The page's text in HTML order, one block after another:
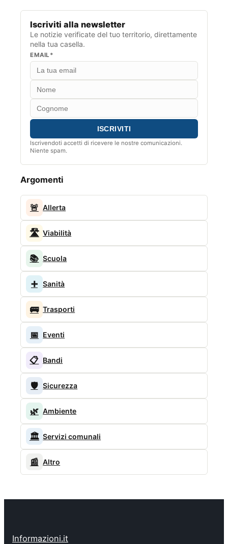
Iscriviti alla newsletter
Le notizie verificate del tuo territorio, direttamente
nella tua casella.
EMAIL*
Iscrivendoti accetti di ricevere le nostre comunicazioni.
Niente spam.
Argomenti
🚨 Allerta
🛣️ Viabilità
📚 Scuola
➕ Sanità
🚌 Trasporti
📅 Eventi
📋 Bandi
🛡️ Sicurezza
🌿 Ambiente
🏛️ Servizi comunali
📰 Altro
Informazioni.it